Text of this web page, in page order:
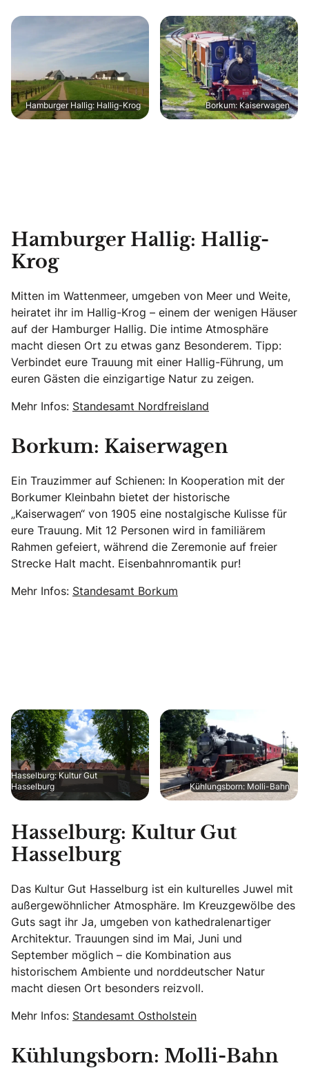
Hamburger Hallig: Hallig-Krog Borkum: Kaiserwagen
Hamburger Hallig: Hallig-
Krog
Mitten im Wattenmeer, umgeben von Meer und Weite,
heiratet ihr im Hallig-Krog – einem der wenigen Häuser
auf der Hamburger Hallig. Die intime Atmosphäre
macht diesen Ort zu etwas ganz Besonderem. Tipp:
Verbindet eure Trauung mit einer Hallig-Führung, um
euren Gästen die einzigartige Natur zu zeigen.
Mehr Infos: Standesamt Nordfreisland
Borkum: Kaiserwagen
Ein Trauzimmer auf Schienen: In Kooperation mit der
Borkumer Kleinbahn bietet der historische
„Kaiserwagen“ von 1905 eine nostalgische Kulisse für
eure Trauung. Mit 12 Personen wird in familiärem
Rahmen gefeiert, während die Zeremonie auf freier
Strecke Halt macht. Eisenbahnromantik pur!
Mehr Infos: Standesamt Borkum
Hasselburg: Kultur Gut
Hasselburg
Kühlungsborn: Molli-Bahn
Hasselburg: Kultur Gut
Hasselburg
Das Kultur Gut Hasselburg ist ein kulturelles Juwel mit
außergewöhnlicher Atmosphäre. Im Kreuzgewölbe des
Guts sagt ihr Ja, umgeben von kathedralenartiger
Architektur. Trauungen sind im Mai, Juni und
September möglich – die Kombination aus
historischem Ambiente und norddeutscher Natur
macht diesen Ort besonders reizvoll.
Mehr Infos: Standesamt Ostholstein
Kühlungsborn: Molli-Bahn